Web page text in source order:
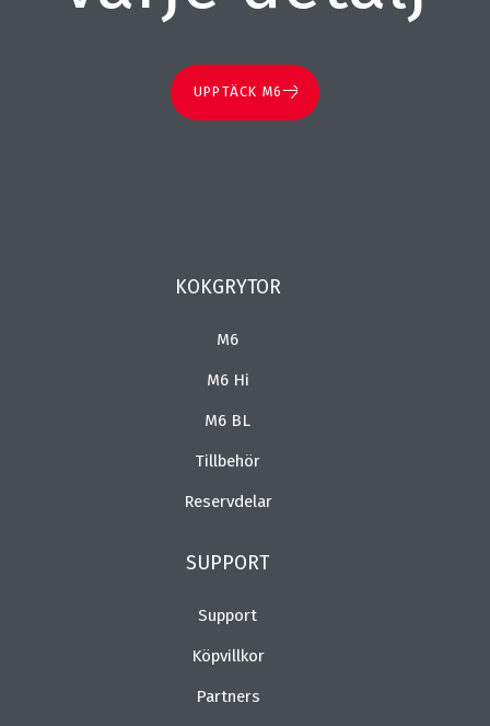
UPPTÄCK M6
KOKGRYTOR
M6
M6 Hi
M6 BL
Tillbehör
Reservdelar
SUPPORT
Support
Köpvillkor
Partners